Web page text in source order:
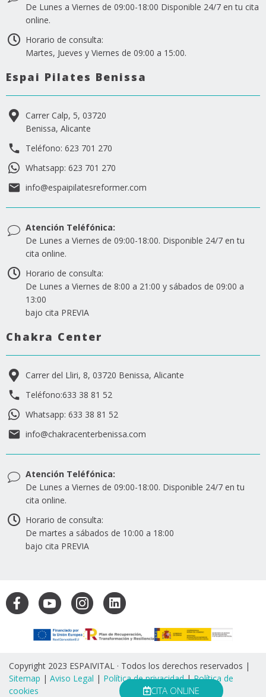
De Lunes a Viernes de 09:00-18:00 Disponible 24/7 en tu cita
online.
Horario de consulta:
Martes, Jueves y Viernes de 09:00 a 15:00.
Espai Pilates Benissa
Carrer Calp, 5, 03720
Benissa, Alicante
Teléfono: 623 701 270
Whatsapp: 623 701 270
info@espaipilatesreformer.com
Atención Teléfónica:
De Lunes a Viernes de 09:00-18:00. Disponible 24/7 en tu
cita online.
Horario de consulta:
De Lunes a Viernes de 8:00 a 21:00 y sábados de 09:00 a
13:00
bajo cita PREVIA
Chakra Center
Carrer del Lliri, 8, 03720 Benissa, Alicante
Teléfono:633 38 81 52
Whatsapp: 633 38 81 52
info@chakracenterbenissa.com
Atención Teléfónica:
De Lunes a Viernes de 09:00-18:00. Disponible 24/7 en tu
cita online.
Horario de consulta:
De martes a sábados de 10:00 a 18:00
bajo cita PREVIA
Copyright 2023 ESPAIVITAL · Todos los derechos reservados |
Sitemap | Aviso Legal | Política de privacidad|Política de
cookies
CITA ONLINE